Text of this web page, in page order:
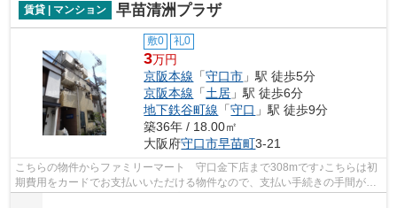
賃貸 | マンション 早苗清洲プラザ
敷0 礼0
3万円
京阪本線 「守口市 」駅 徒歩5分
京阪本線 「土居 」駅 徒歩6分
地下鉄谷町線 「守口 」駅 徒歩9分
築36年 / 18.00㎡
大阪府守口市早苗町3-21
こちらの物件からファミリーマート 守口金下店まで308mです♪こちらは初
期費用をカードでお支払いいただける物件なので、支払い手続きの手間が省
けます♪こちらはマンションタイプにな...